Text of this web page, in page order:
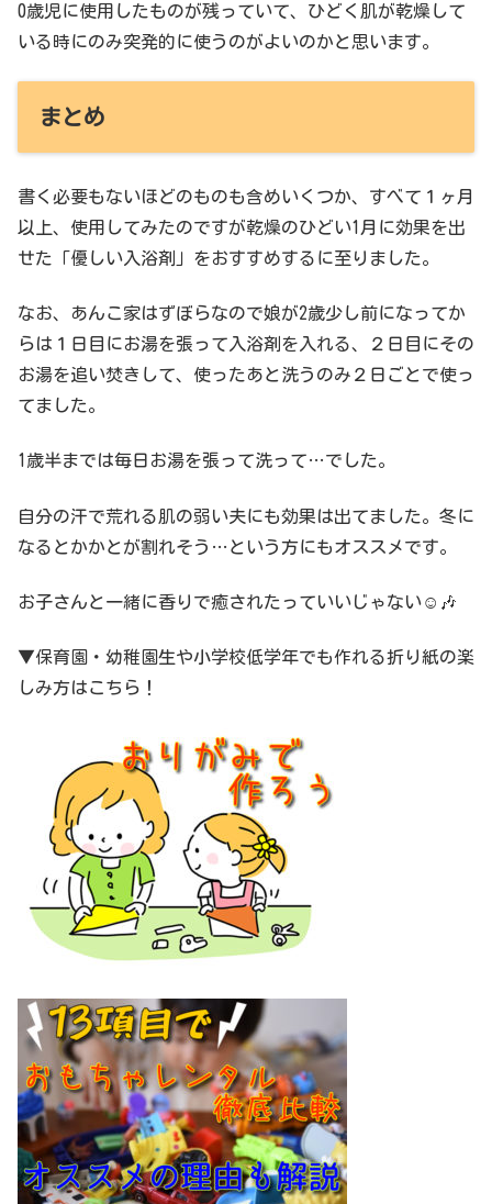
0歳児に使用したものが残っていて、ひどく肌が乾燥して
いる時にのみ突発的に使うのがよいのかと思います。
まとめ
書く必要もないほどのものも含めいくつか、すべて１ヶ月
以上、使用してみたのですが乾燥のひどい1月に効果を出
せた「優しい入浴剤」をおすすめするに至りました。
なお、あんこ家はずぼらなので娘が2歳少し前になってか
らは１日目にお湯を張って入浴剤を入れる、２日目にその
お湯を追い焚きして、使ったあと洗うのみ２日ごとで使っ
てました。
1歳半までは毎日お湯を張って洗って…でした。
自分の汗で荒れる肌の弱い夫にも効果は出てました。冬に
なるとかかとが割れそう…という方にもオススメです。
お子さんと一緒に香りで癒されたっていいじゃない☺️🎶
▼保育園・幼稚園生や小学校低学年でも作れる折り紙の楽
しみ方はこちら！